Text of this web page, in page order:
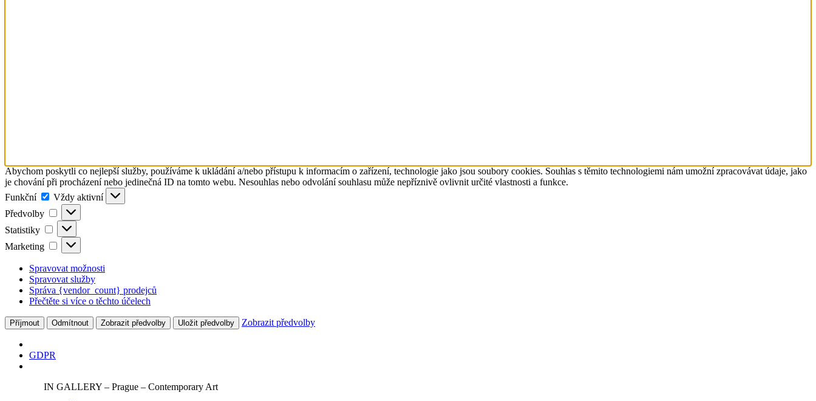
Abychom poskytli co nejlepší služby, používáme k ukládání a/nebo přístupu k informacím o zařízení, technologie jako jsou soubory cookies. Souhlas s těmito technologiemi nám umožní zpracovávat údaje, jako
je chování při procházení nebo jedinečná ID na tomto webu. Nesouhlas nebo odvolání souhlasu může nepříznivě ovlivnit určité vlastnosti a funkce.
Funkční
Funkční
Vždy aktivní
Předvolby
Předvolby
Statistiky Statistiky
Marketing Marketing
Spravovat možnosti
Spravovat služby
Správa {vendor_count} prodejců
Přečtěte si více o těchto účelech
Příjmout Odmítnout Zobrazit předvolby Uložit předvolby Zobrazit předvolby
GDPR
IN GALLERY – Prague – Contemporary Art